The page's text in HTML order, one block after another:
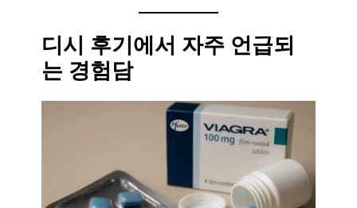
디시 후기에서 자주 언급되
는 경험담